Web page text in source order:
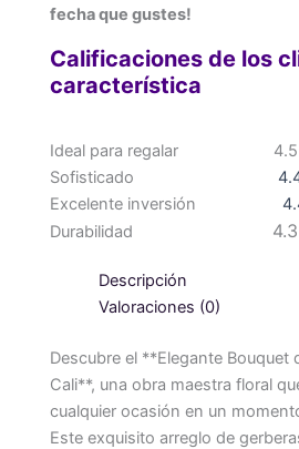
fecha que gustes!
Calificaciones de los
característica
Ideal para regalar
4.5
Sofisticado
Excelente inversión
Durabilidad
4.3
Descripción
Valoraciones (0)
Descubre el **Elegante Bouquet
Cali**, una obra maestra floral
cualquier ocasión en un
Este exquisito arreglo de